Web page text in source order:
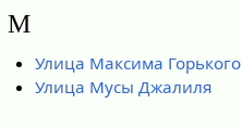
М
Улица Максима Горького
Улица Мусы Джалиля